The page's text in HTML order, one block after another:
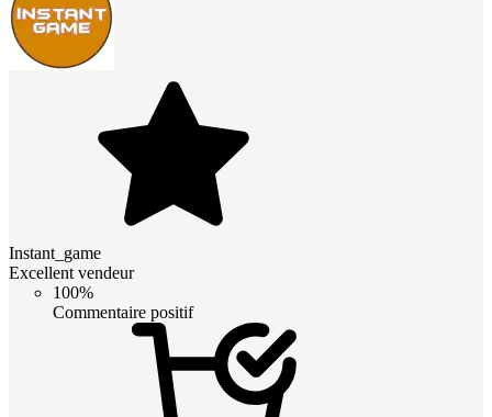
Instant_game
Excellent vendeur
100%
Commentaire positif